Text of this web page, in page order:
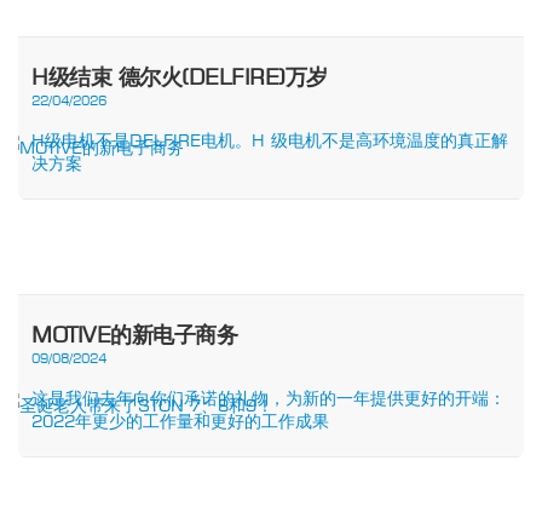
H级结束 德尔火(DELFIRE)万岁
22/04/2026
H级电机不是DELFIRE电机。H 级电机不是高环境温度的真正解
决方案
MOTIVE的新电子商务
09/08/2024
这是我们去年向你们承诺的礼物，为新的一年提供更好的开端：
2022年更少的工作量和更好的工作成果